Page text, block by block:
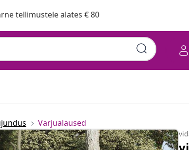
tellimustele alates € 80
Varjualaused